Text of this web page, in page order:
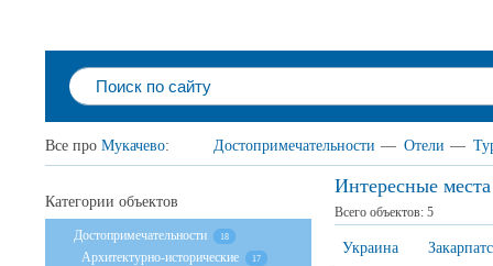
Все про Мукачево: Достопримечательности — Отели —
Интересные
Всего объектов: 5
Украина
Категории объектов
Достопримечательности 18
Архитектурно-исторические 17